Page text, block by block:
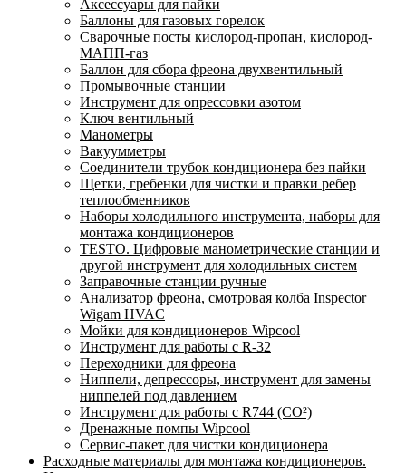
Аксессуары для пайки
Баллоны для газовых горелок
Сварочные посты кислород-пропан, кислород-
МАПП-газ
Баллон для сбора фреона двухвентильный
Промывочные станции
Инструмент для опрессовки азотом
Ключ вентильный
Манометры
Вакуумметры
Соединители трубок кондиционера без пайки
Щетки, гребенки для чистки и правки ребер
теплообменников
Наборы холодильного инструмента, наборы для
монтажа кондиционеров
TESTO. Цифровые манометрические станции и
другой инструмент для холодильных систем
Заправочные станции ручные
Анализатор фреона, смотровая колба Inspector
Wigam HVAC
Мойки для кондиционеров Wipcool
Инструмент для работы с R-32
Переходники для фреона
Ниппели, депрессоры, инструмент для замены
ниппелей под давлением
Инструмент для работы с R744 (CO²)
Дренажные помпы Wipcool
Сервис-пакет для чистки кондиционера
Расходные материалы для монтажа кондиционеров.